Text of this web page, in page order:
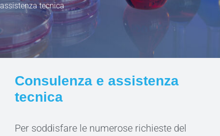
assistenza tecnica
Consulenza e assistenza
tecnica
Per soddisfare le numerose richieste del